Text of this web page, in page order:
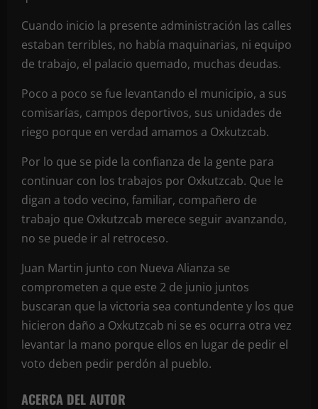
Cuando inicio la presente administración las calles
estaban terribles, no había maquinarias, ni equipo
de trabajo, el palacio quemado, muchas deudas.
Poco a poco se fue levantando el municipio, a sus
comisarías, campos deportivos, sus unidades de
riego porque en verdad amamos a Oxkutzcab.
Por lo que se pide la confianza de la gente para
continuar con los trabajos por Oxkutzcab. Que le
digan a todo vecino, familiar, compañero de
trabajo que Oxkutzcab merece seguir avanzando,
no se puede ir al retroceso.
Juan Martin junto con Nueva Alianza se
comprometen a que este 2 de junio juntos
buscaran que la victoria sea contundente y los que
hicieron daño a Oxkutzcab ni se es ocurra otra vez
levantar la mano porque ellos en lugar de pedir el
voto deben pedir perdón al pueblo.
ACERCA DEL AUTOR